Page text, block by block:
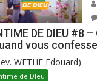
DE DIEU #8
vous
WETHE Edouard)
de DIeu